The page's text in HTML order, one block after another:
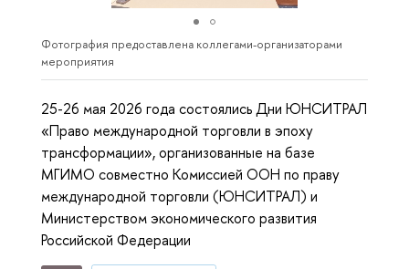
Фотография предоставлена коллегами-организаторами
мероприятия
25-26 мая 2026 года состоялись Дни ЮНСИТРАЛ
«Право международной торговли в эпоху
трансформации», организованные на базе
МГИМО совместно Комиссией ООН по праву
международной торговли (ЮНСИТРАЛ) и
Министерством экономического развития
Российской Федерации